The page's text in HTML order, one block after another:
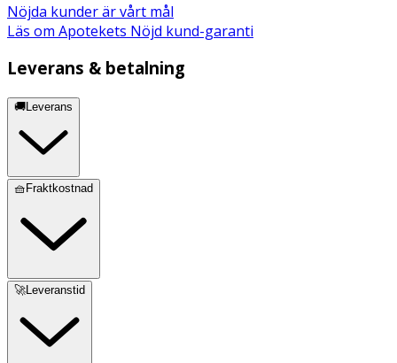
Nöjda kunder är vårt mål
Läs om Apotekets Nöjd kund-garanti
Leverans & betalning
🚚Leverans
🧺Fraktkostnad
🚀Leveranstid